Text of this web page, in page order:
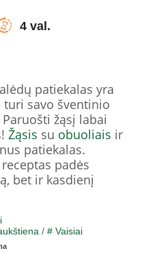
4 val.
patiekalas yra
turi savo šventinio
žąsį labai
Žąsis su obuoliais ir
patiekalas.
padės
bet ir kasdienį
/ # Vaisiai